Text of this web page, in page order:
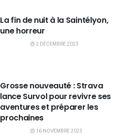
La fin de nuit à la Saintélyon,
une horreur
2 DÉCEMBRE 2023
Grosse nouveauté : Strava
lance Survol pour revivre ses
aventures et préparer les
prochaines
16 NOVEMBRE 2023